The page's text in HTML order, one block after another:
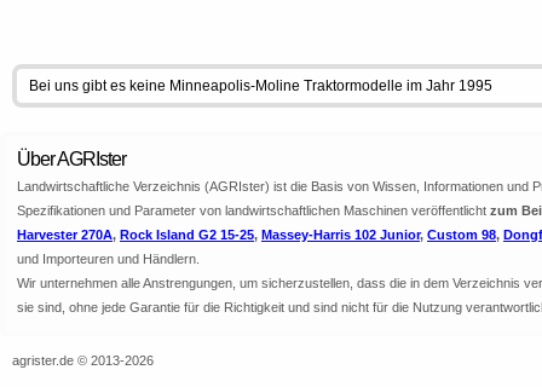
Bei uns gibt es keine Minneapolis-Moline Traktormodelle im Jahr 1995
Über AGRIster
Landwirtschaftliche Verzeichnis (AGRIster) ist die Basis von Wissen, Informationen
Spezifikationen und Parameter von landwirtschaftlichen Maschinen veröffentlicht zum
Harvester 270A, Rock Island G2 15-25, Massey-Harris 102 Junior, Custom 98,
und Importeuren und Händlern.
Wir unternehmen alle Anstrengungen, um sicherzustellen, dass die in dem Verzeichnis
sie sind, ohne jede Garantie für die Richtigkeit und sind nicht für die Nutzung
agrister.de © 2013-2026